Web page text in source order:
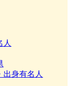
人
身有名人